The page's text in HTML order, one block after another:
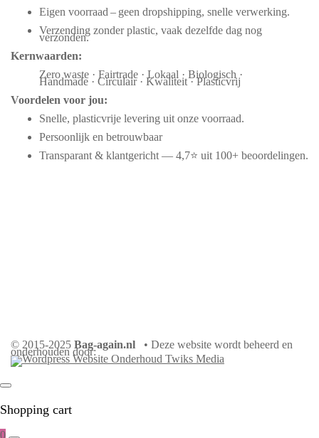
Eigen voorraad – geen dropshipping, snelle verwerking.
Verzending zonder plastic, vaak dezelfde dag nog
verzonden.
Kernwaarden:
Zero waste · Fairtrade · Lokaal · Biologisch ·
Handmade · Circulair · Kwaliteit · Plasticvrij
Voordelen voor jou:
Snelle, plasticvrije levering uit onze voorraad.
Persoonlijk en betrouwbaar
Transparant & klantgericht — 4,7⭐ uit 100+ beoordelingen.
© 2015-2025 Bag-again.nl • Deze website wordt beheerd en
onderhouden door:
Shopping cart
0